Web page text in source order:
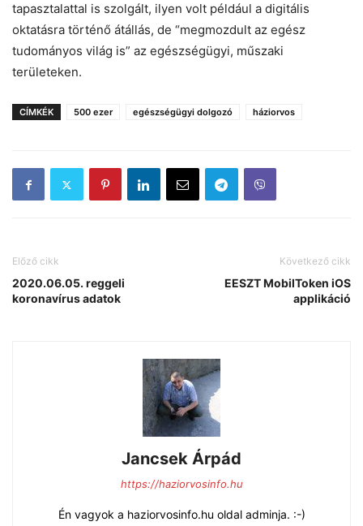
tapasztalattal is szolgált, ilyen volt például a digitális
oktatásra történő átállás, de “megmozdult az egész
tudományos világ is” az egészségügyi, műszaki
területeken.
CÍMKÉK 500 ezer egészségügyi dolgozó háziorvos
Előző cikk
2020.06.05. reggeli
koronavírus adatok
Következő cikk
EESZT MobilToken iOS
applikáció
Jancsek Árpád
https://haziorvosinfo.hu
Én vagyok a haziorvosinfo.hu oldal adminja. :-)